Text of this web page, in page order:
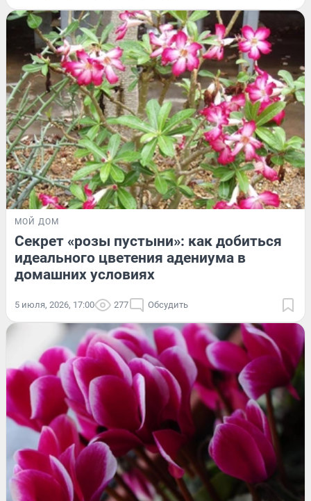
МОЙ ДОМ
Секрет «розы пустыни»: как добиться
идеального цветения адениума в
домашних условиях
5 июля, 2026, 17:00 277 Обсудить